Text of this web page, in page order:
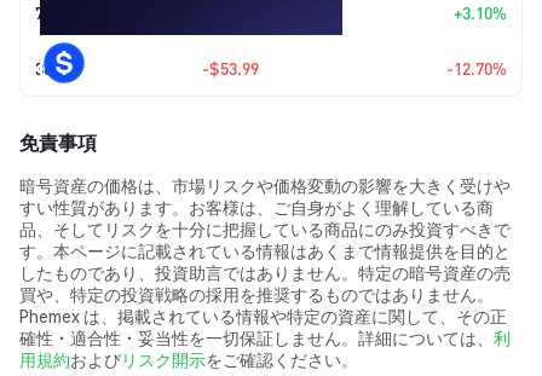
7日 +3.10%
30日 -$53.99 -12.70%
免責事項
暗号資産の価格は、市場リスクや価格変動の影響を大きく受けや
すい性質があります。お客様は、ご自身がよく理解している商
品、そしてリスクを十分に把握している商品にのみ投資すべきで
す。本ページに記載されている情報はあくまで情報提供を目的と
したものであり、投資助言ではありません。特定の暗号資産の売
買や、特定の投資戦略の採用を推奨するものではありません。
Phemex は、掲載されている情報や特定の資産に関して、その正
確性・適合性・妥当性を一切保証しません。詳細については、 利
用規約およびリスク開示をご確認ください。